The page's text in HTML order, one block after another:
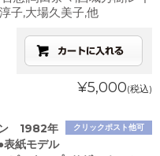
子,大場久美子,他
¥5,000(税込)
クリックポスト他可
ン 1982年
紙モデル